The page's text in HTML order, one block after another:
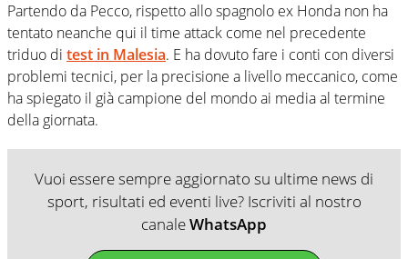
Partendo da Pecco, rispetto allo spagnolo ex Honda non ha
tentato neanche qui il time attack come nel precedente
triduo di test in Malesia. E ha dovuto fare i conti con diversi
problemi tecnici, per la precisione a livello meccanico, come
ha spiegato il già campione del mondo ai media al termine
della giornata.
Vuoi essere sempre aggiornato su ultime news di
sport, risultati ed eventi live? Iscriviti al nostro
canaleWhatsApp